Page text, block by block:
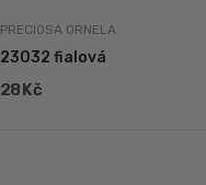
PRECIOSA ORNELA
23032 fialová
28 Kč